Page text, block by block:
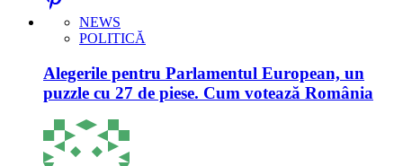
NEWS
POLITICĂ
Alegerile pentru Parlamentul European, un
puzzle cu 27 de piese. Cum votează România